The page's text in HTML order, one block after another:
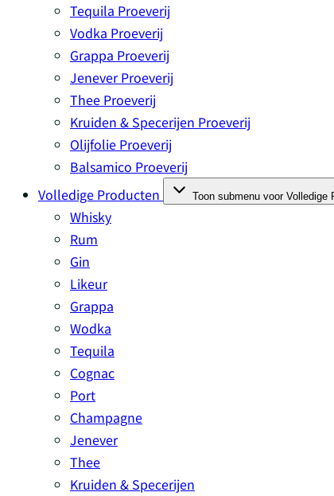
Tequila Proeverij
Vodka Proeverij
Grappa Proeverij
Jenever Proeverij
Thee Proeverij
Kruiden & Specerijen Proeverij
Olijfolie Proeverij
Balsamico Proeverij
Volledige Producten
Toon submenu voor Volledige
Whisky
Rum
Gin
Likeur
Grappa
Wodka
Tequila
Cognac
Port
Champagne
Jenever
Thee
Kruiden & Specerijen